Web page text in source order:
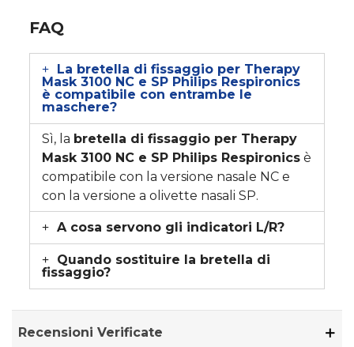
FAQ
La bretella di fissaggio per Therapy
Mask 3100 NC e SP Philips Respironics
è compatibile con entrambe le
maschere?
Sì, la bretella di fissaggio per Therapy
Mask 3100 NC e SP Philips Respironics è
compatibile con la versione nasale NC e
con la versione a olivette nasali SP.
A cosa servono gli indicatori L/R?
Quando sostituire la bretella di
fissaggio?
Recensioni Verificate